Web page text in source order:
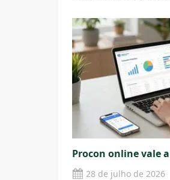
Procon online vale
28 de julho de 2026